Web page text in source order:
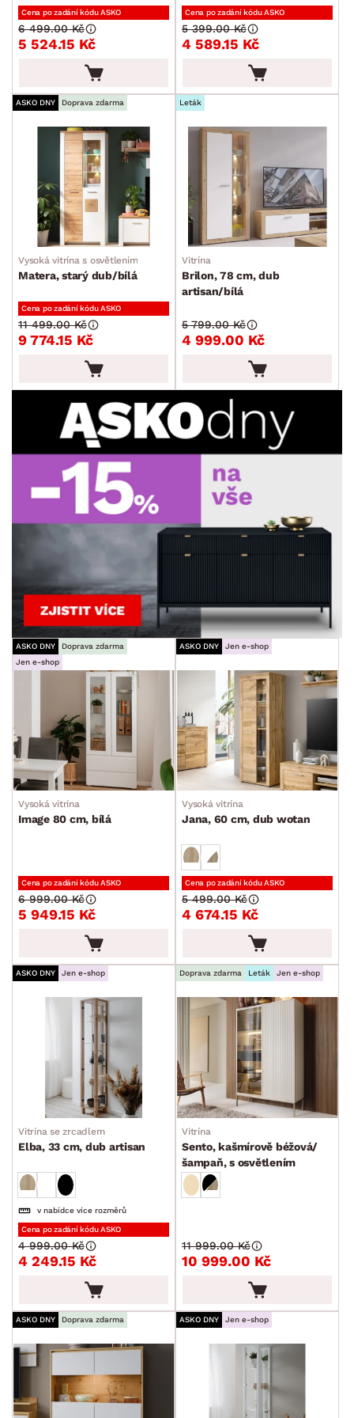
Peřiňáky
Úložné kontejnery
Bytové doplňky
Sedací soupravy a pohovky
Sestavy a stěny
Drobný nábytek
BARVA
DEKOR
ROZMĚRY
min. cm max.
min. cm max. cm
FUNKCE
POVRCHOVÁ ÚPRAVA
MÍSTNOST
Cena po zadání kódu ASKO
5 524.15 Kč
6 499.00 Kč
Cena po zadání kódu ASKO
4 589.15 Kč
5 399.00 Kč
ASKO DNY Doprava zdarma
Vysoká vitrína s osvětlením
Matera, starý dub/bílá
Cena po zadání kódu ASKO
9 774.15 Kč
11 499.00 Kč
Leták
Vitrína
Brilon, 78 cm, dub
artisan/bílá
4 999.00 Kč
5 799.00 Kč
ASKO DNY
Doprava zdarma
Jen e-shop
Vysoká vitrína
Image 80 cm, bílá
Cena po zadání kódu ASKO
5 949.15 Kč
6 999.00 Kč
ASKO DNY Jen e-shop
Vysoká vitrína
Jana, 60 cm, dub wotan
Cena po zadání kódu ASKO
4 674.15 Kč
5 499.00 Kč
ASKO DNY Jen e-shop
Vitrína se zrcadlem
Elba, 33 cm, dub artisan
v nabídce více rozměrů
Cena po zadání kódu ASKO
4 249.15 Kč
4 999.00 Kč
Doprava zdarma Leták Jen e-shop
Vitrína
Sento, kašmírově béžová/
šampaň, s osvětlením
10 999.00 Kč
11 999.00 Kč
ASKO DNY Doprava zdarma ASKO DNY Jen e-shop